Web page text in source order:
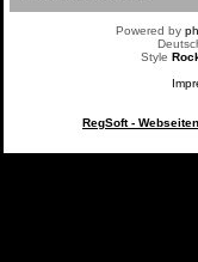
Powered by
Style
RegSoft -